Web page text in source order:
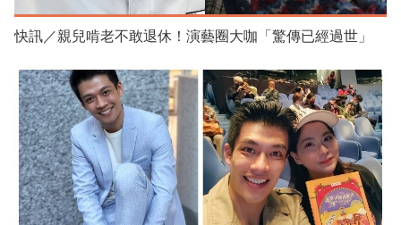
快訊／親兒啃老不敢退休！演藝圈大咖「驚傳已經過世」